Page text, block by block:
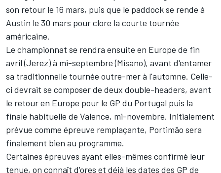
son retour le 16 mars, puis que le paddock se rende à
Austin le 30 mars pour clore la courte tournée
américaine.
Le championnat se rendra ensuite en Europe de fin
avril (Jerez) à mi-septembre (Misano), avant d'entamer
sa traditionnelle tournée outre-mer à l'automne. Celle-
ci devrait se composer de deux double-headers, avant
le retour en Europe pour le GP du Portugal puis la
finale habituelle de Valence, mi-novembre. Initialement
prévue comme épreuve remplaçante, Portimão sera
finalement bien au programme.
Certaines épreuves ayant elles-mêmes confirmé leur
tenue, on connaît d'ores et déjà les dates des GP de